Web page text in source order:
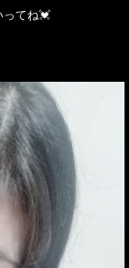
ってね💓